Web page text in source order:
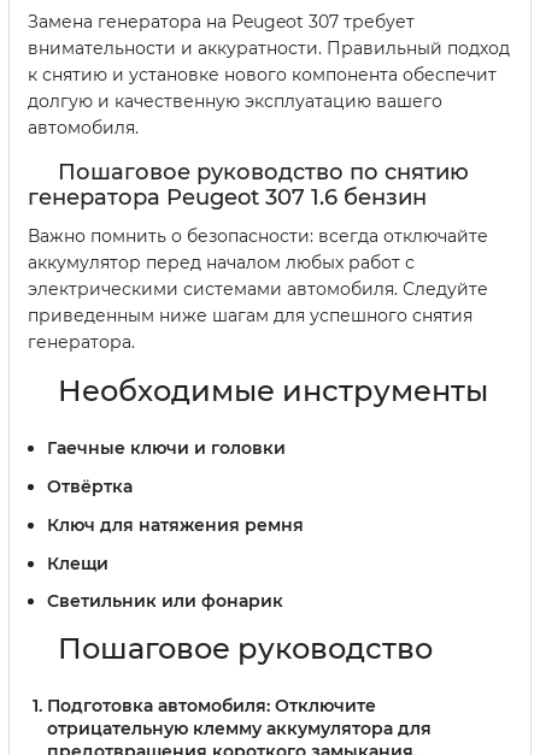
Замена генератора на Peugeot 307 требует
внимательности и аккуратности. Правильный подход
к снятию и установке нового компонента обеспечит
долгую и качественную эксплуатацию вашего
автомобиля.
Пошаговое руководство по снятию
генератора Peugeot 307 1.6 бензин
Важно помнить о безопасности: всегда отключайте
аккумулятор перед началом любых работ с
электрическими системами автомобиля. Следуйте
приведенным ниже шагам для успешного снятия
генератора.
Необходимые инструменты
Гаечные ключи и головки
Отвёртка
Ключ для натяжения ремня
Клещи
Светильник или фонарик
Пошаговое руководство
Подготовка автомобиля: Отключите
отрицательную клемму аккумулятора для